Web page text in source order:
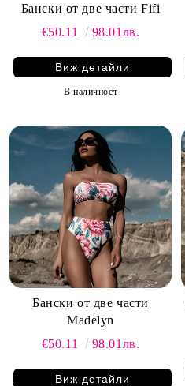
Бански от две части Fifi
€50.11
98.01лв.
Виж детайли
В наличност
Бански от две части
Madelyn
€50.11
98.01лв.
Виж детайли